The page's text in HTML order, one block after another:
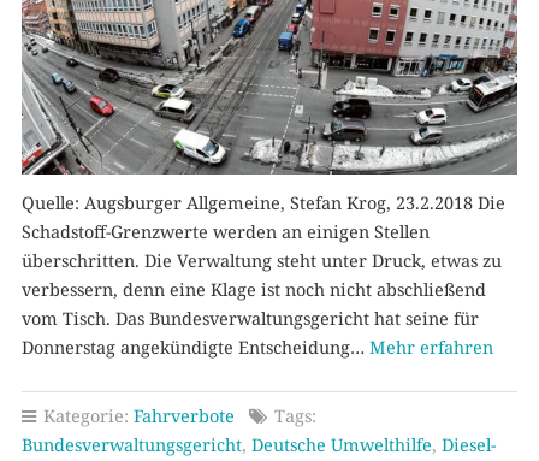
Quelle: Augsburger Allgemeine, Stefan Krog, 23.2.2018 Die
Schadstoff-Grenzwerte werden an einigen Stellen
überschritten. Die Verwaltung steht unter Druck, etwas zu
verbessern, denn eine Klage ist noch nicht abschließend
vom Tisch. Das Bundesverwaltungsgericht hat seine für
Donnerstag angekündigte Entscheidung… Mehr erfahren
Kategorie: Fahrverbote
Tags:
Bundesverwaltungsgericht, Deutsche Umwelthilfe, Diesel-